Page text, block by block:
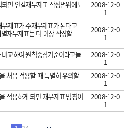
면 연결재무제표 작성범위에도
2008-12-0
1
제표가 주재무제표가 된다고
재무제표는 더 이상 작성할
2008-12-0
1
교하여 원칙중심기준이라고들
2008-12-0
1
처음 적용할 때 특별히 유의할
2008-12-0
1
적용하게 되면 재무제표 명칭이
2008-12-0
1